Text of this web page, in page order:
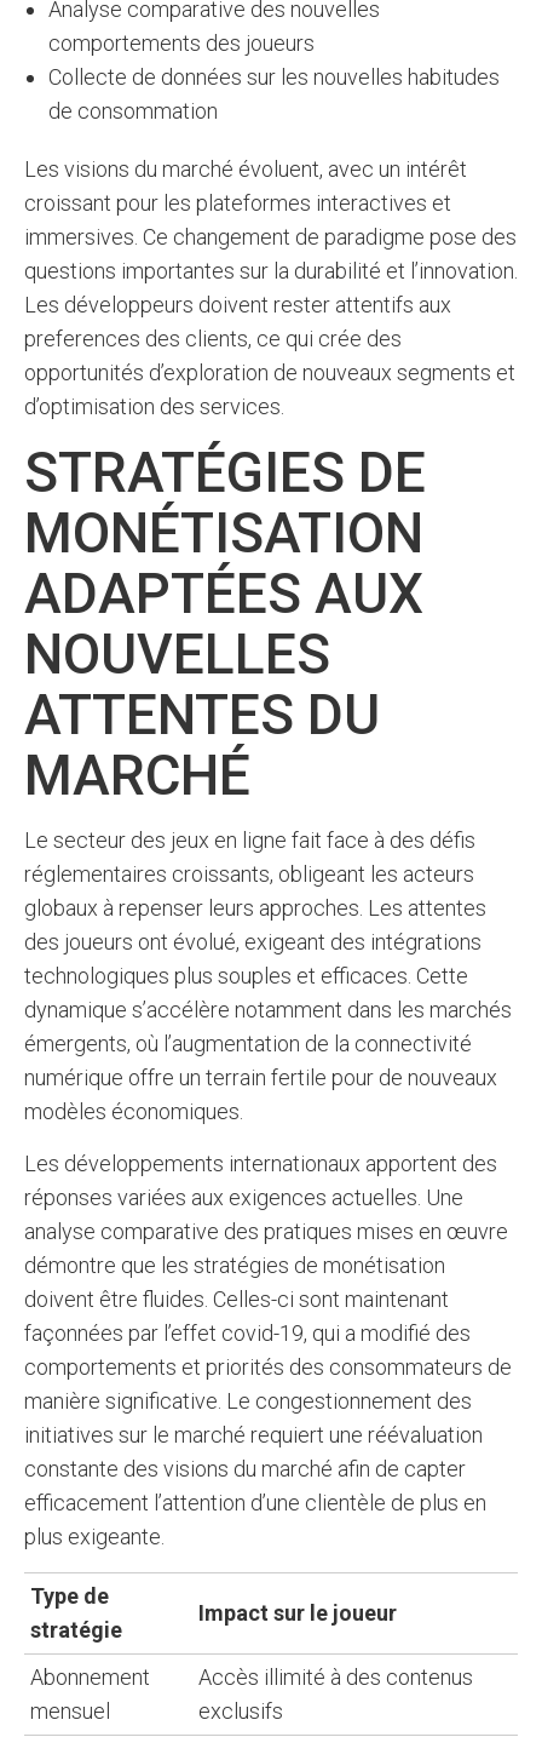
Analyse comparative des nouvelles
comportements des joueurs
Collecte de données sur les nouvelles habitudes
de consommation
Les visions du marché évoluent, avec un intérêt
croissant pour les plateformes interactives et
immersives. Ce changement de paradigme pose des
questions importantes sur la durabilité et l’innovation.
Les développeurs doivent rester attentifs aux
preferences des clients, ce qui crée des
opportunités d’exploration de nouveaux segments et
d’optimisation des services.
STRATÉGIES DE
MONÉTISATION
ADAPTÉES AUX
NOUVELLES
ATTENTES DU
MARCHÉ
Le secteur des jeux en ligne fait face à des défis
réglementaires croissants, obligeant les acteurs
globaux à repenser leurs approches. Les attentes
des joueurs ont évolué, exigeant des intégrations
technologiques plus souples et efficaces. Cette
dynamique s’accélère notamment dans les marchés
émergents, où l’augmentation de la connectivité
numérique offre un terrain fertile pour de nouveaux
modèles économiques.
Les développements internationaux apportent des
réponses variées aux exigences actuelles. Une
analyse comparative des pratiques mises en œuvre
démontre que les stratégies de monétisation
doivent être fluides. Celles-ci sont maintenant
façonnées par l’effet covid-19, qui a modifié des
comportements et priorités des consommateurs de
manière significative. Le congestionnement des
initiatives sur le marché requiert une réévaluation
constante des visions du marché afin de capter
efficacement l’attention d’une clientèle de plus en
plus exigeante.
Type de
stratégie
Impact sur le joueur
Abonnement
mensuel
Accès illimité à des contenus
exclusifs